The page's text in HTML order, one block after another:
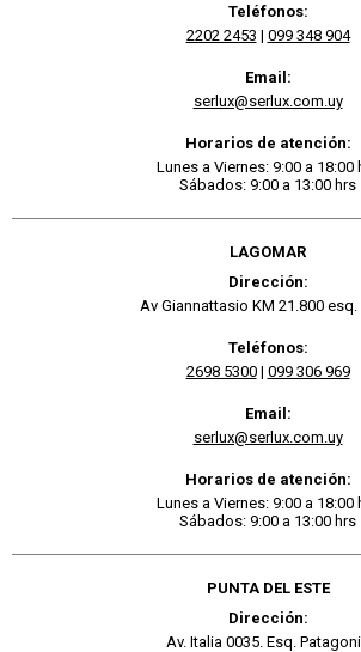
Teléfonos:
2202 2453 | 099 348 904
Email:
serlux@serlux.com.uy
Horarios de atención:
Lunes a Viernes: 9:00 a 18:00
Sábados: 9:00 a 13:00 hrs
LAGOMAR
Dirección:
Av Giannattasio KM 21.800 esq.
Teléfonos:
2698 5300| 099 306 969
Email:
serlux@serlux.com.uy
Horarios de atención:
Lunes a Viernes: 9:00 a 18:00
Sábados: 9:00 a 13:00 hrs
PUNTA DEL ESTE
Dirección:
Av. Italia 0035. Esq.